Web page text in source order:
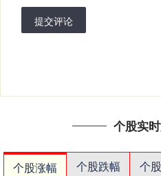
提交评论
个股实
个股涨幅 个股跌幅 个